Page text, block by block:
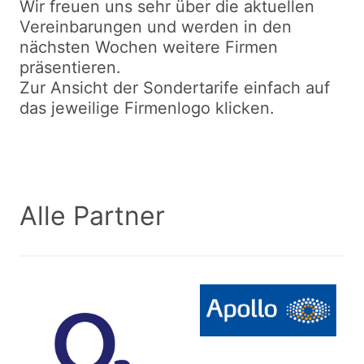
Wir freuen uns sehr über die aktuellen
Vereinbarungen und werden in den
nächsten Wochen weitere Firmen
präsentieren.
Zur Ansicht der Sondertarife einfach auf
das jeweilige Firmenlogo klicken.
Alle Partner